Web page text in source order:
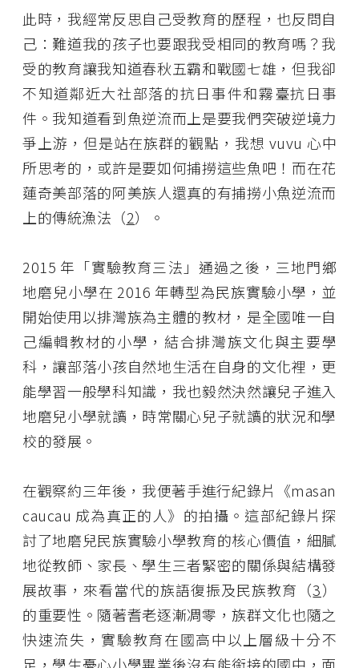
此時，我經常反思自己受教育的歷程，也反問自
己：難道我的孩子也要跟我受相同的教育嗎？我
受的教育讓我知道春秋五霸和戰國七雄，但我卻
不知道鄰近大社部落的抗日事件和霧臺抗日事
件。我知道看到魚逆流而上是要我們突破逆境力
爭上游，但是站在族群的觀點，我想 vuvu 心中
所思考的，或許是要如何捕撈這些魚吧！而在花
蓮奇美部落的阿美族人還真的有捕撈小魚逆流而
上的傳統漁法（2）。
2015 年「實驗教育三法」通過之後，三地門鄉
地磨兒小學在 2016 年轉型為民族實驗小學，並
開始使用以排灣族為主體的教材，是全國唯一自
己編輯教材的小學，結合排灣族文化與主要學
科，讓部落小孩自然地生活在自身的文化裡，更
能學習一般學科知識，我也毅然決然讓兒子進入
地磨兒小學就讀，時常關心兒子就讀的狀況和學
校的發展。
在觀察約三年後，我便著手進行紀錄片《masan
caucau 成為真正的人》的拍攝。這部紀錄片探
討了地磨兒民族實驗小學教育的核心價值，細膩
地從教師、家長、學生三者緊密的關係與結構發
展故事，來看當代的族語復振及民族教育（3）
的重要性。隨著耆老逐漸凋零，族群文化也隨之
快速流失，實驗教育在國高中以上層級十分不